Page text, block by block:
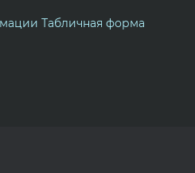
Табличная форма